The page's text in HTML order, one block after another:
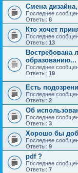
Смена
Последнее
Ответы: 8
Кто хочет
Последнее
Ответы: 13
Востребована
образованию...
Последнее
Ответы: 19
Есть
Последнее
Ответы: 2
Об
Последнее
Ответы: 3
Хорошо бы
Последнее
Ответы: 9
pdf ?
Последнее
Ответы: 7